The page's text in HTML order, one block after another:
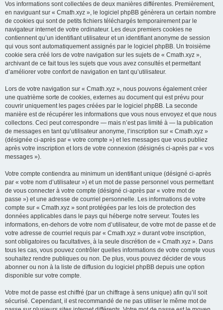
Vos informations sont collectées de deux manières différentes. Premièrement,
en naviguant sur « Cmath.xyz », le logiciel phpBB génèrera un certain nombre
de cookies qui sont de petits fichiers téléchargés temporairement par le
navigateur internet de votre ordinateur. Les deux premiers cookies ne
contiennent qu’un identifiant utilisateur et un identifiant anonyme de session
qui vous sont automatiquement assignés par le logiciel phpBB. Un troisième
cookie sera créé lors de votre navigation sur les sujets de « Cmath.xyz »,
archivant de ce fait tous les sujets que vous avez consultés et permettant
d’améliorer votre confort de navigation en tant qu’utilisateur.
Lors de votre navigation sur « Cmath.xyz », nous pouvons également créer
une quatrième sorte de cookies, externes au document qui est prévu pour
couvrir uniquement les pages créées par le logiciel phpBB. La seconde
manière est de récupérer les informations que vous nous envoyez et que nous
collectons. Ceci peut correspondre — mais n’est pas limité à — la publication
de messages en tant qu’utilisateur anonyme, l’inscription sur « Cmath.xyz »
(désignée ci-après par « votre compte ») et les messages que vous publiez
après votre inscription et lors de votre connexion (désignés ci-après par « vos
messages »).
Votre compte contiendra au minimum un identifiant unique (désigné ci-après
par « votre nom d’utilisateur ») et un mot de passe personnel vous permettant
de vous connecter à votre compte (désigné ci-après par « votre mot de
passe ») et une adresse de courriel personnelle. Les informations de votre
compte sur « Cmath.xyz » sont protégées par les lois de protection des
données applicables dans le pays qui héberge notre serveur. Toutes les
informations, en-dehors de votre nom d’utilisateur, de votre mot de passe et de
votre adresse de courriel requis par « Cmath.xyz » durant votre inscription,
sont obligatoires ou facultatives, à la seule discrétion de « Cmath.xyz ». Dans
tous les cas, vous pouvez contrôler quelles informations de votre compte vous
souhaitez rendre publiques ou non. De plus, vous pouvez décider de vous
abonner ou non à la liste de diffusion du logiciel phpBB depuis une option
disponible sur votre compte.
Votre mot de passe est chiffré (par un chiffrage à sens unique) afin qu’il soit
sécurisé. Cependant, il est recommandé de ne pas utiliser le même mot de